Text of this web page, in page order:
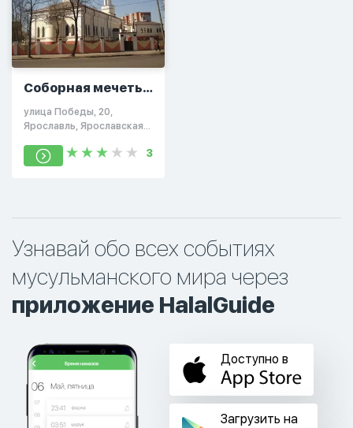
Соборная мечеть
Ярославля
улица Победы, 20,
Ярославль, Ярославская
3
Узнавай обо всех событиях
мусульманского мира через
приложение HalalGuide
Доступно в
Загрузить на